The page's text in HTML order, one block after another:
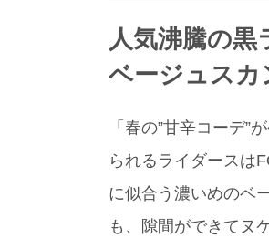
人気沸騰の黒
ベージュスカ
「春の”甘辛コーデ
られるライダースは
に似合う濃いめのベ
も、隙間ができてヌ